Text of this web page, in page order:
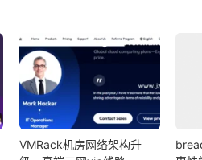
VMRack机房网络架构升